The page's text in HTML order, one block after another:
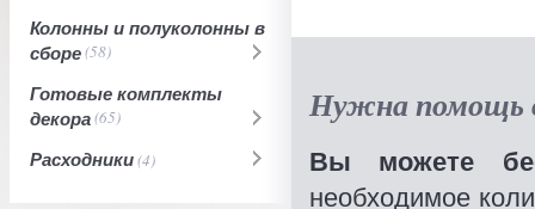
Колонны и полуколонны в
сборе(58)
Готовые комплекты
декора(65)
Расходники(4)
Нужна помощь
Вы можете
необходимое